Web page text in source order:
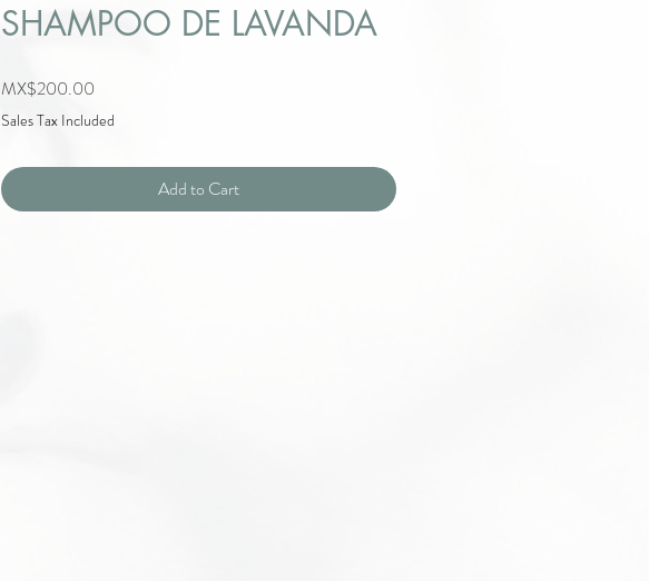
SHAMPOO DE LAVANDA
MX$200.00
Sales Tax Included
Add to Cart